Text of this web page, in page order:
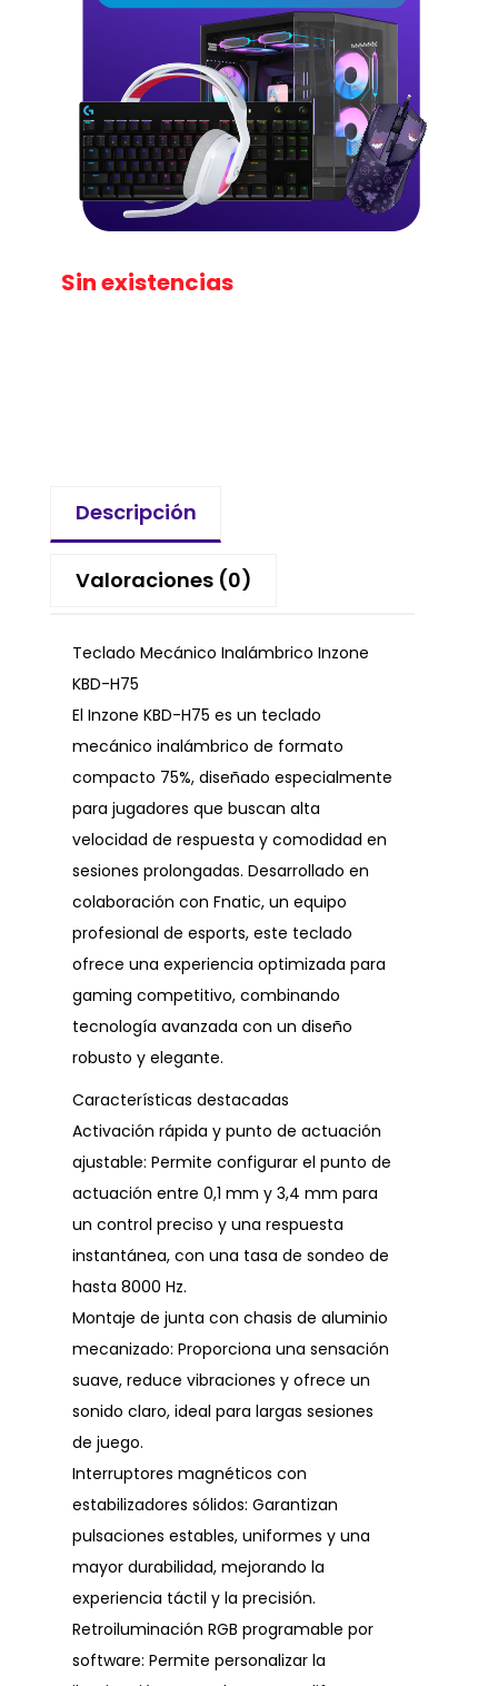
Sin existencias
Descripción
Valoraciones (0)
Teclado Mecánico Inalámbrico Inzone
KBD-H75
El Inzone KBD-H75 es un teclado
mecánico inalámbrico de formato
compacto 75%, diseñado especialmente
para jugadores que buscan alta
velocidad de respuesta y comodidad en
sesiones prolongadas. Desarrollado en
colaboración con Fnatic, un equipo
profesional de esports, este teclado
ofrece una experiencia optimizada para
gaming competitivo, combinando
tecnología avanzada con un diseño
robusto y elegante.
Características destacadas
Activación rápida y punto de actuación
ajustable: Permite configurar el punto de
actuación entre 0,1 mm y 3,4 mm para
un control preciso y una respuesta
instantánea, con una tasa de sondeo de
hasta 8000 Hz.
Montaje de junta con chasis de aluminio
mecanizado: Proporciona una sensación
suave, reduce vibraciones y ofrece un
sonido claro, ideal para largas sesiones
de juego.
Interruptores magnéticos con
estabilizadores sólidos: Garantizan
pulsaciones estables, uniformes y una
mayor durabilidad, mejorando la
experiencia táctil y la precisión.
Retroiluminación RGB programable por
software: Permite personalizar la